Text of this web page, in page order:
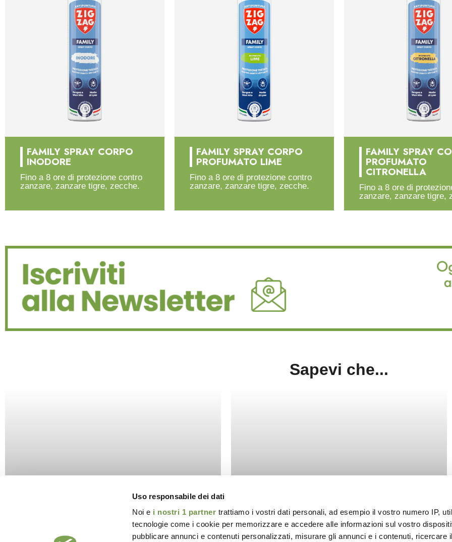
Uso responsabile dei dati
Noi e i nostri 1 partner trattiamo i vostri dati personali, ad esempio il vostro numero IP,
tecnologie come i cookie per memorizzare e accedere alle informazioni sul vostro
pubblicare annunci e contenuti personalizzati, misurare gli annunci e i contenuti, ricercare
FAMILY SPRAY CORPO
INODORE
Fino a 8 ore di protezione contro
zanzare, zanzare tigre, zecche.
FAMILY SPRAY CORPO
PROFUMATO LIME
Fino a 8 ore di protezione contro
zanzare, zanzare tigre, zecche.
FAMILY SPRAY
PROFUMATO
CITRONELLA
Fino a 8 ore di
zanzare, zanzare tigre,
Sapevi che...
IR3535: il principio attivo
antizanzare per neonati e
insetticida: guida pratica per
non sbagliare quantità, distanza